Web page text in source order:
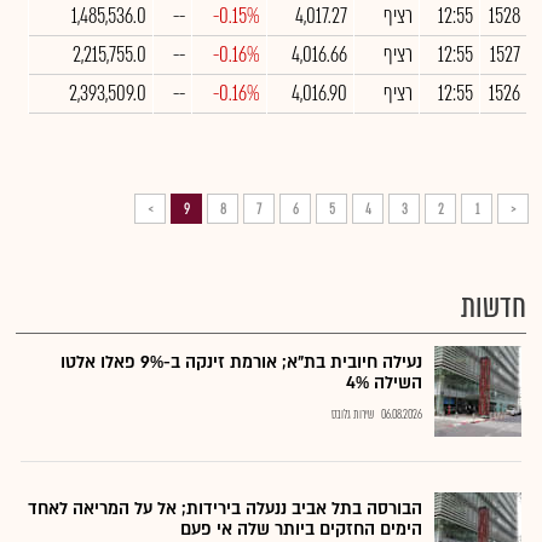
1528
12:55 רציף 4,017.27
-0.15%
--
1,485,536.0
1527
12:55 רציף 4,016.66
-0.16%
--
2,215,755.0
1526
12:55 רציף 4,016.90
-0.16%
--
2,393,509.0
<
1
2
3
4
5
6
7
8
9
>
חדשות
נעילה חיובית בת"א; אורמת זינקה ב-9% פאלו אלטו
השילה 4%
06.08.2026 שירות גלובס
הבורסה בתל אביב ננעלה בירידות; אל על המריאה לאחד
הימים החזקים ביותר שלה אי פעם